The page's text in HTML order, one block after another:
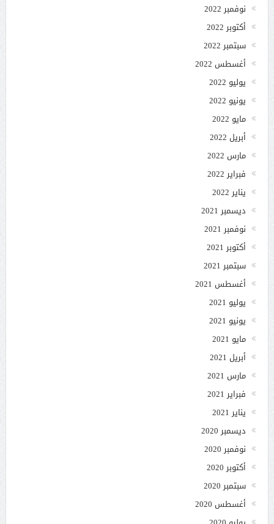
نوفمبر 2022
أكتوبر 2022
سبتمبر 2022
أغسطس 2022
يوليو 2022
يونيو 2022
مايو 2022
أبريل 2022
مارس 2022
فبراير 2022
يناير 2022
ديسمبر 2021
نوفمبر 2021
أكتوبر 2021
سبتمبر 2021
أغسطس 2021
يوليو 2021
يونيو 2021
مايو 2021
أبريل 2021
مارس 2021
فبراير 2021
يناير 2021
ديسمبر 2020
نوفمبر 2020
أكتوبر 2020
سبتمبر 2020
أغسطس 2020